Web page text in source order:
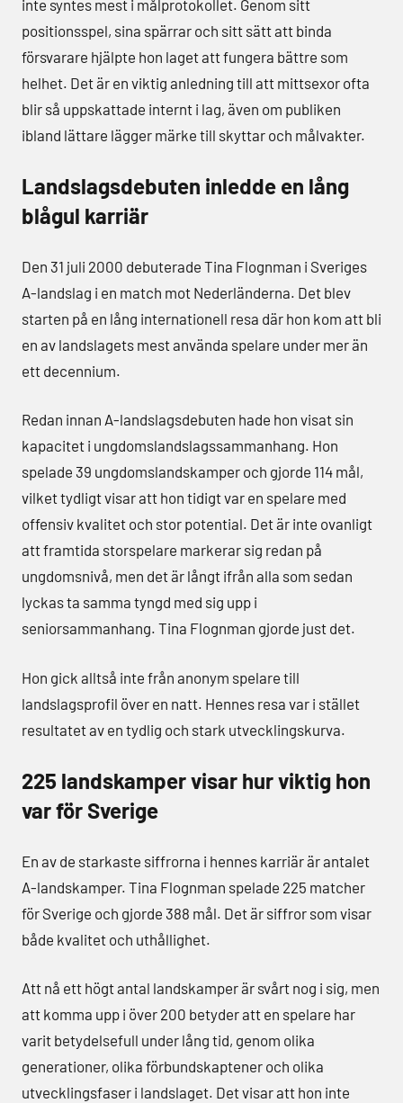
inte syntes mest i målprotokollet. Genom sitt
positionsspel, sina spärrar och sitt sätt att binda
försvarare hjälpte hon laget att fungera bättre som
helhet. Det är en viktig anledning till att mittsexor ofta
blir så uppskattade internt i lag, även om publiken
ibland lättare lägger märke till skyttar och målvakter.
Landslagsdebuten inledde en lång
blågul karriär
Den 31 juli 2000 debuterade Tina Flognman i Sveriges
A-landslag i en match mot Nederländerna. Det blev
starten på en lång internationell resa där hon kom att bli
en av landslagets mest använda spelare under mer än
ett decennium.
Redan innan A-landslagsdebuten hade hon visat sin
kapacitet i ungdomslandslagssammanhang. Hon
spelade 39 ungdomslandskamper och gjorde 114 mål,
vilket tydligt visar att hon tidigt var en spelare med
offensiv kvalitet och stor potential. Det är inte ovanligt
att framtida storspelare markerar sig redan på
ungdomsnivå, men det är långt ifrån alla som sedan
lyckas ta samma tyngd med sig upp i
seniorsammanhang. Tina Flognman gjorde just det.
Hon gick alltså inte från anonym spelare till
landslagsprofil över en natt. Hennes resa var i stället
resultatet av en tydlig och stark utvecklingskurva.
225 landskamper visar hur viktig hon
var för Sverige
En av de starkaste siffrorna i hennes karriär är antalet
A-landskamper. Tina Flognman spelade 225 matcher
för Sverige och gjorde 388 mål. Det är siffror som visar
både kvalitet och uthållighet.
Att nå ett högt antal landskamper är svårt nog i sig, men
att komma upp i över 200 betyder att en spelare har
varit betydelsefull under lång tid, genom olika
generationer, olika förbundskaptener och olika
utvecklingsfaser i landslaget. Det visar att hon inte